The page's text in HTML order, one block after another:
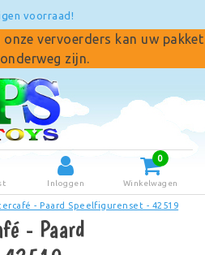
vervoerders kan uw pakket
zijn.
Inloggen
0
Winkelwagen
- Paard Speelfigurenset - 42519
- Paard